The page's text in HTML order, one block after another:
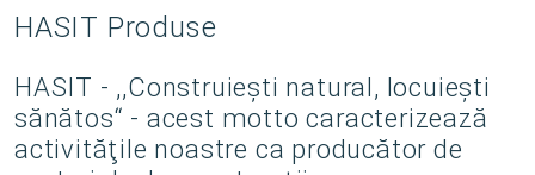
HASIT Produse
HASIT - ,,Construiești natural, locuiești
sănătos“ - acest motto caracterizează
activităţile noastre ca producător de